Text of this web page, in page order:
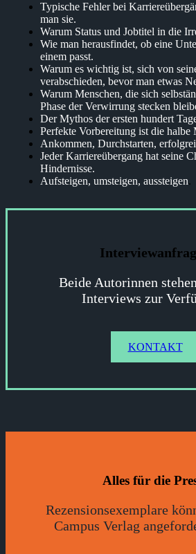
Typische Fehler bei
man sie.
Warum Status und Jobtitel in die
Wie man herausfindet, ob eine
einem passt.
Warum es wichtig ist, sich von
verabschieden, bevor man etwas
Warum Menschen, die sich
Phase der Verwirrung stecken
Der Mythos der ersten hundert
Perfekte Vorbereitung ist die halbe
Ankommen, Durchstarten,
Jeder Karriereübergang hat seine
Hindernisse.
Aufsteigen, umsteigen, aussteigen.
Beide Autorinnen
Interviews zur
KONTAKT
Alles für die
Rezensionsexemplare
Campus Verlag